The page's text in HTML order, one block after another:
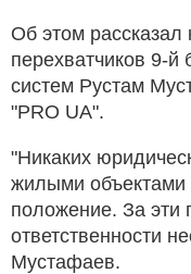
Об этом рассказал
перехватчиков 9-
систем Рустам
"PRO UA".
"Никаких
жилыми объектами
положение. За эти
ответственности
Мустафаев.